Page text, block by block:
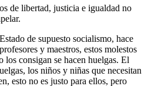
de libertad, justicia e igualdad no
de supuesto socialismo, hace
y maestros, estos molestos
los consigan se hacen huelgas. El
los niños y niñas que necesitan
esto no es justo para ellos, pero